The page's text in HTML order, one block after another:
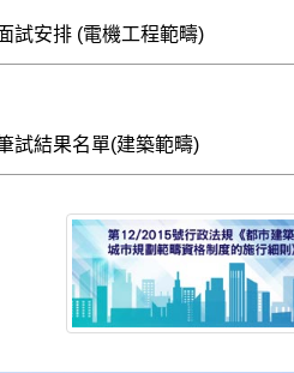
試安排 (電機工程範疇)
試結果名單(建築範疇)